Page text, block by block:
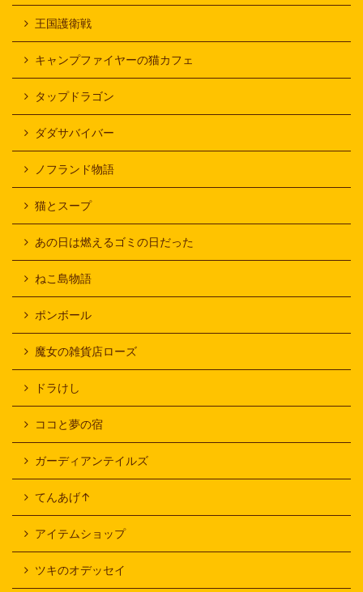
王国護衛戦
キャンプファイヤーの猫カフェ
タップドラゴン
ダダサバイバー
ノフランド物語
猫とスープ
あの日は燃えるゴミの日だった
ねこ島物語
ポンボール
魔女の雑貨店ローズ
ドラけし
ココと夢の宿
ガーディアンテイルズ
てんあげ↑
アイテムショップ
ツキのオデッセイ